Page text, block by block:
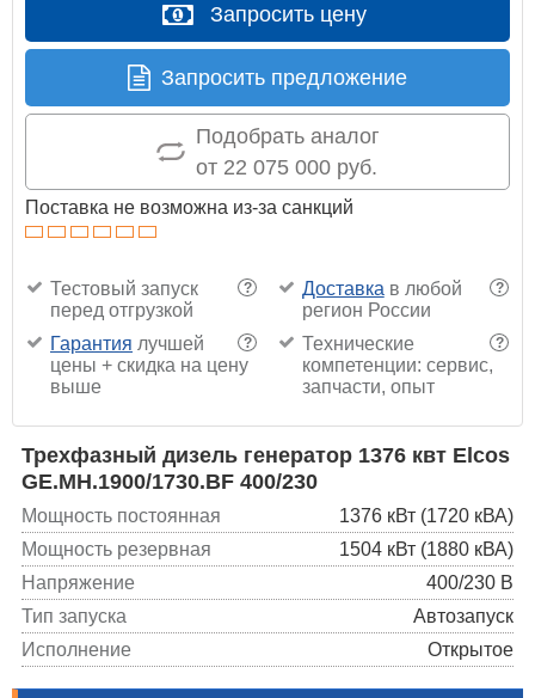
Запросить цену
Запросить предложение
Подобрать аналог
от 22 075 000 руб.
Поставка не возможна из-за санкций
?
Тестовый запуск
перед отгрузкой
?
Доставка в любой
регион России
?
Гарантия лучшей
цены + скидка на цену
выше
?
Технические
компетенции: сервис,
запчасти, опыт
Трехфазный дизель генератор 1376 квт Elcos
GE.MH.1900/1730.BF 400/230
Мощность постоянная
1376 кВт (1720 кВА)
Мощность резервная
1504 кВт (1880 кВА)
Напряжение
400/230 В
Тип запуска
Автозапуск
Исполнение
Открытое